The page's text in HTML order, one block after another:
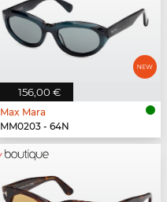
156,00 €
Max Mara
MM0203 - 64N